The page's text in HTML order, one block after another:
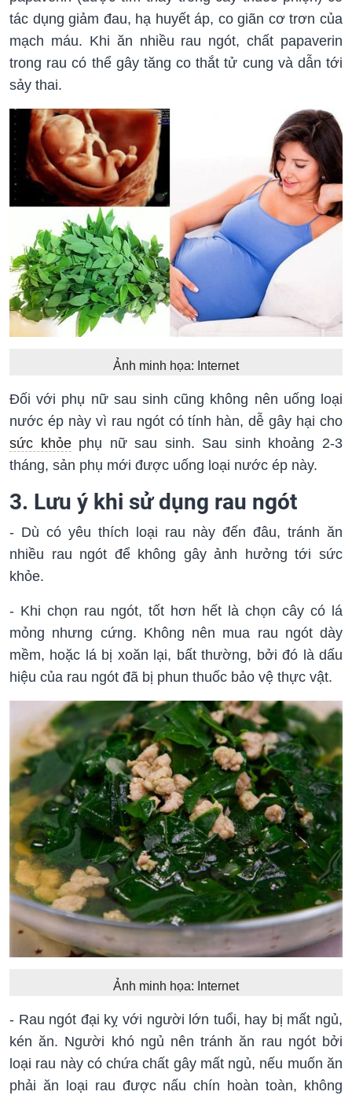
tác dụng giảm đau, hạ huyết áp, co giãn cơ trơn của
mạch máu. Khi ăn nhiều rau ngót, chất papaverin
trong rau có thể gây tăng co thắt tử cung và dẫn tới
sảy thai.
Ảnh minh họa: Internet
Đối với phụ nữ sau sinh cũng không nên uống loại
nước ép này vì rau ngót có tính hàn, dễ gây hại cho
sức khỏephụ nữ sau sinh. Sau sinh khoảng 2-3
tháng, sản phụ mới được uống loại nước ép này.
3. Lưu ý khi sử dụng rau ngót
- Dù có yêu thích loại rau này đến đâu, tránh ăn
nhiều rau ngót để không gây ảnh hưởng tới sức
khỏe.
- Khi chọn rau ngót, tốt hơn hết là chọn cây có lá
mỏng nhưng cứng. Không nên mua rau ngót dày
mềm, hoặc lá bị xoăn lại, bất thường, bởi đó là dấu
hiệu của rau ngót đã bị phun thuốc bảo vệ thực vật.
Ảnh minh họa: Internet
- Rau ngót đại kỵ với người lớn tuổi, hay bị mất ngủ,
kén ăn. Người khó ngủ nên tránh ăn rau ngót bởi
loại rau này có chứa chất gây mất ngủ, nếu muốn ăn
phải ăn loại rau được nấu chín hoàn toàn, không